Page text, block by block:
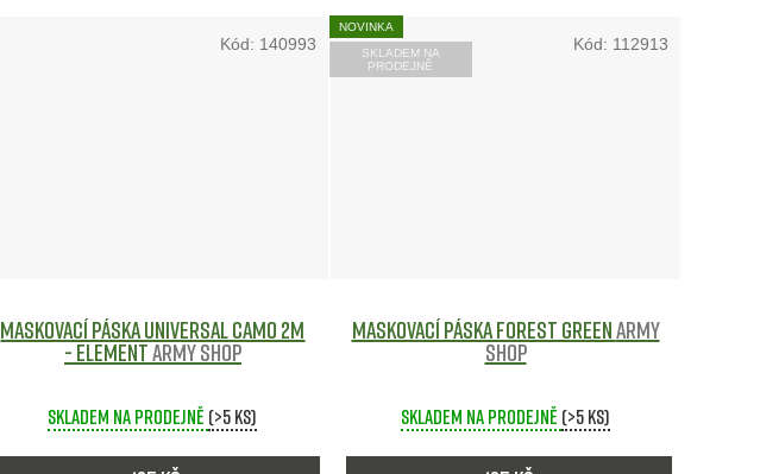
z
r
d
Maskovací Páska Universal Camo 2m
- ElementArmy shop
Skladem na prodejně (>5 ks)
Kód: 140993
NOVINKA
SKLADEM NA
PRODEJNĚ
Maskovací páska forest greenArmy
shop
Skladem na prodejně (>5 ks)
Kód: 112913